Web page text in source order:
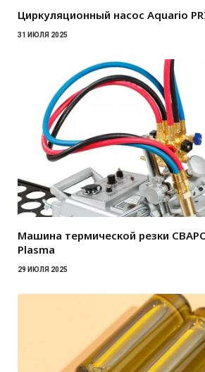
Циркуляционный насос Aquario
31 ИЮЛЯ 2025
Машина термической резки
Plasma
29 ИЮЛЯ 2025